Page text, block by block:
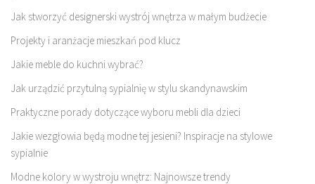
Jak stworzyć designerski wystrój wnętrza w małym budżecie
Projekty i aranżacje mieszkań pod klucz
Jakie meble do kuchni wybrać?
Jak urządzić przytulną sypialnię w stylu skandynawskim
Praktyczne porady dotyczące wyboru mebli dla dzieci
Jakie wezgłowia będą modne tej jesieni? Inspiracje na stylowe
sypialnie
Modne kolory w wystroju wnętrz: Najnowsze trendy